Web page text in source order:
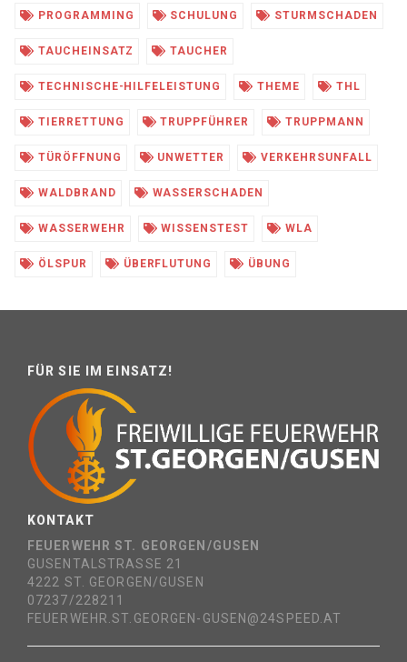
PROGRAMMING SCHULUNG STURMSCHADEN
TAUCHEINSATZ TAUCHER
TECHNISCHE-HILFELEISTUNG THEME THL
TIERRETTUNG TRUPPFÜHRER TRUPPMANN
TÜRÖFFNUNG UNWETTER VERKEHRSUNFALL
WALDBRAND WASSERSCHADEN
WASSERWEHR WISSENSTEST WLA
ÖLSPUR ÜBERFLUTUNG ÜBUNG
FÜR SIE IM EINSATZ!
KONTAKT
FEUERWEHR ST. GEORGEN/GUSEN
GUSENTALSTRASSE 21
4222 ST. GEORGEN/GUSEN
07237/228211
FEUERWEHR.ST.GEORGEN-GUSEN@24SPEED.AT